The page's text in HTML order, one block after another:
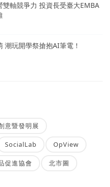
軸競爭力 投資長受臺大EMBA
潮玩開學祭搶抱AI筆電！
意暨發明展
SocialLab OpView
促進協會 北市圖